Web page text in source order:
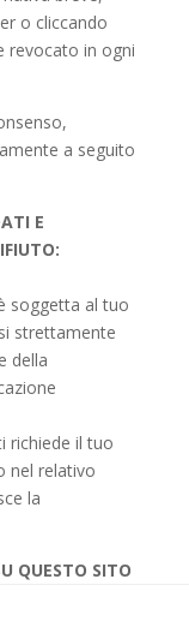
o cliccando
revocato in ogni
a seguito
E
soggetta al tuo
strettamente
della
richiede il tuo
nel relativo
la
QUESTO SITO